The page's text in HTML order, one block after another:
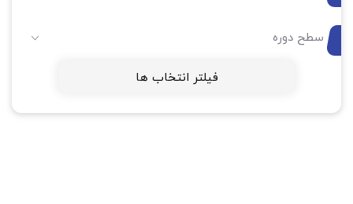
سطح دوره
فیلتر انتخاب ها